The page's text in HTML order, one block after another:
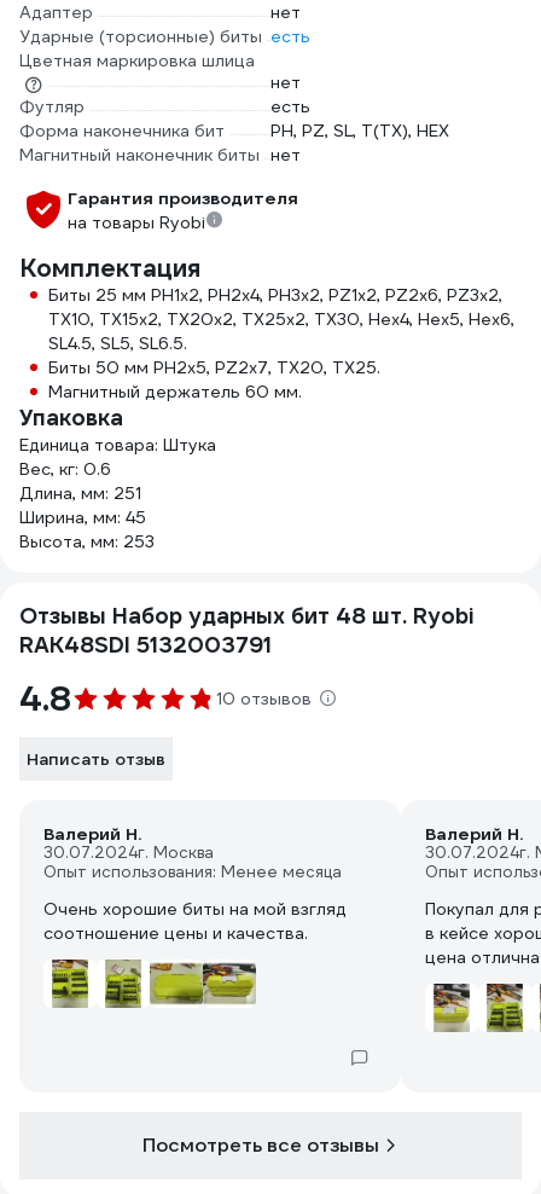
Адаптер
нет
Ударные (торсионные) биты есть
Цветная маркировка шлица
нет
Футляр
есть
Форма наконечника бит
PH, PZ, SL, T(TX), HEX
Магнитный наконечник биты нет
Гарантия производителя
на товары Ryobi
Комплектация
Биты 25 мм PH1x2, PH2x4, PH3x2, PZ1x2, PZ2x6, PZ3x2,
TX10, TX15x2, TX20x2, TX25x2, TX30, Hex4, Hex5, Hex6,
SL4.5, SL5, SL6.5.
Биты 50 мм PH2x5, PZ2x7, TX20, TX25.
Магнитный держатель 60 мм.
Упаковка
Единица товара: Штука
Вес, кг: 0.6
Длина, мм: 251
Ширина, мм: 45
Высота, мм: 253
Отзывы Набор ударных бит 48 шт. Ryobi
RAK48SDI 5132003791
4.8 10 отзывов
Написать отзыв
Валерий Н.
30.07.2024г. Москва
Опыт использования: Менее месяца
Очень хорошие биты на мой взгляд
соотношение цены и качества.
Валерий Н.
30.07.2024г.
Опыт
Покупал для
в кейсе
цена
Посмотреть все отзывы